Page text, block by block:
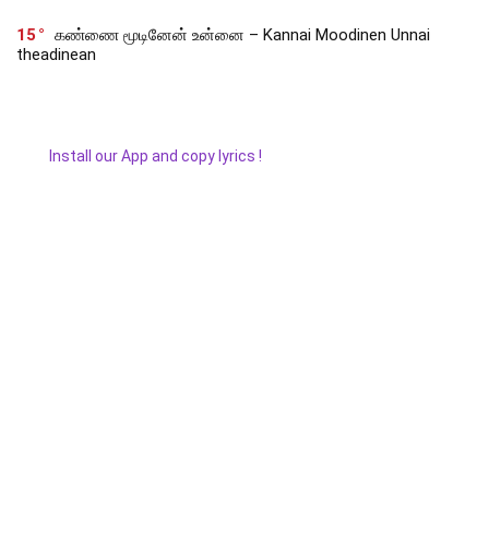
15
கண்ணை மூடினேன் உன்னை – Kannai Moodinen Unnai
theadinean
Install our App and copy lyrics !